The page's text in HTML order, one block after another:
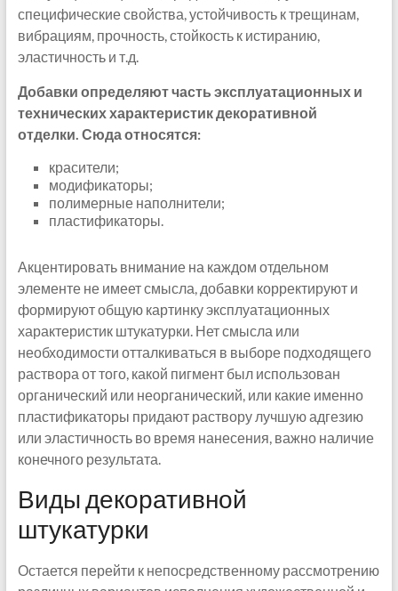
специфические свойства, устойчивость к трещинам,
вибрациям, прочность, стойкость к истиранию,
эластичность и т.д.
Добавки определяют часть эксплуатационных и
технических характеристик декоративной
отделки. Сюда относятся:
красители;
модификаторы;
полимерные наполнители;
пластификаторы.
Акцентировать внимание на каждом отдельном
элементе не имеет смысла, добавки корректируют и
формируют общую картинку эксплуатационных
характеристик штукатурки. Нет смысла или
необходимости отталкиваться в выборе подходящего
раствора от того, какой пигмент был использован
органический или неорганический, или какие именно
пластификаторы придают раствору лучшую адгезию
или эластичность во время нанесения, важно наличие
конечного результата.
Виды декоративной
штукатурки
Остается перейти к непосредственному рассмотрению